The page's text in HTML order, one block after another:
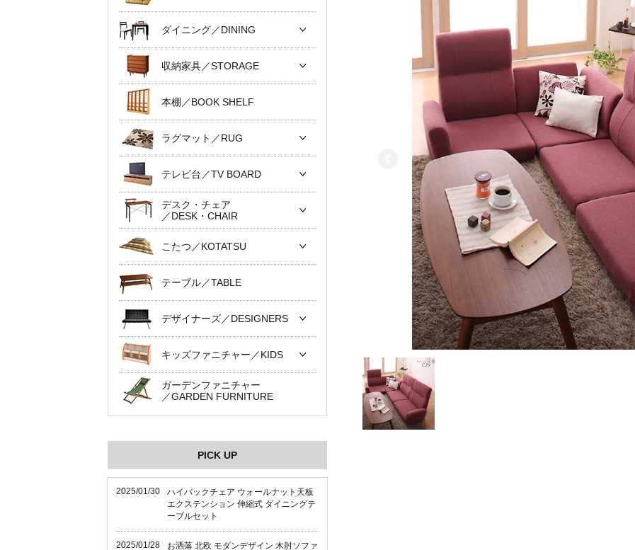
ダイニング／DINING
収納家具／STORAGE
本棚／BOOK SHELF
ラグマット／RUG
テレビ台／TV BOARD
デスク・チェア
／DESK・CHAIR
こたつ／KOTATSU
テーブル／TABLE
デザイナーズ／DESIGNERS
キッズファニチャー／KIDS
ガーデンファニチャー
／GARDEN FURNITURE
PICK UP
2025/01/30
ハイバックチェア ウォールナット天板
エクステンション 伸縮式 ダイニングテ
ーブルセット
2025/01/28
お洒落 北欧 モダンデザイン 木肘ソファ